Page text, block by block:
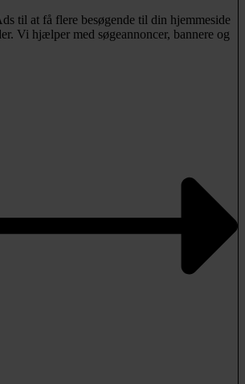
til at få flere besøgende til din hjemmeside
Vi hjælper med søgeannoncer, bannere og